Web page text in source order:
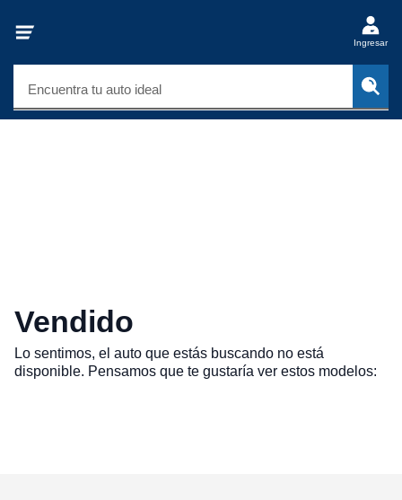
Ingresar
Encuentra tu auto ideal
Vendido
Lo sentimos, el auto que estás buscando no está
disponible. Pensamos que te gustaría ver estos modelos: